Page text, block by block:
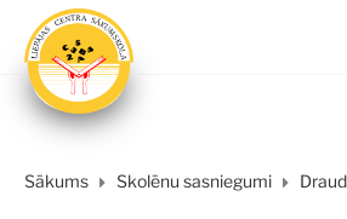
Sākums Skolēnu sasniegumi